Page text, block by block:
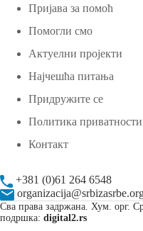
Пријава за помоћ
Помогли смо
Актуелни пројекти
Најчешћа питања
Придружите се
Политика приватности
Контакт
+381 (0)61 264 6548
Сва права задржана. Хум. орг.
подршка: digital2.rs